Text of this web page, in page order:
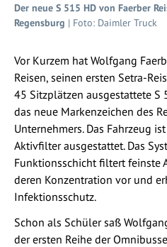
Der neue S 515 HD von Faerber
Regensburg | Foto: Daimler Truck
Vor Kurzem hat Wolfgang
Reisen, seinen ersten Setra-
45 Sitzplätzen ausgestattete S
das neue Markenzeichen des
Unternehmers. Das Fahrzeug
Aktivfilter ausgestattet. Das
Funktionsschicht filtert feinste
deren Konzentration vor und
Infektionsschutz.
Schon als Schüler saß
der ersten Reihe der